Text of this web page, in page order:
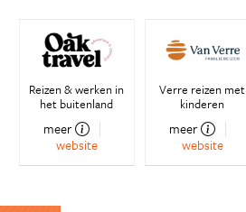
Reizen & werken in
het buitenland
meer
website
Verre reizen met
kinderen
meer
website